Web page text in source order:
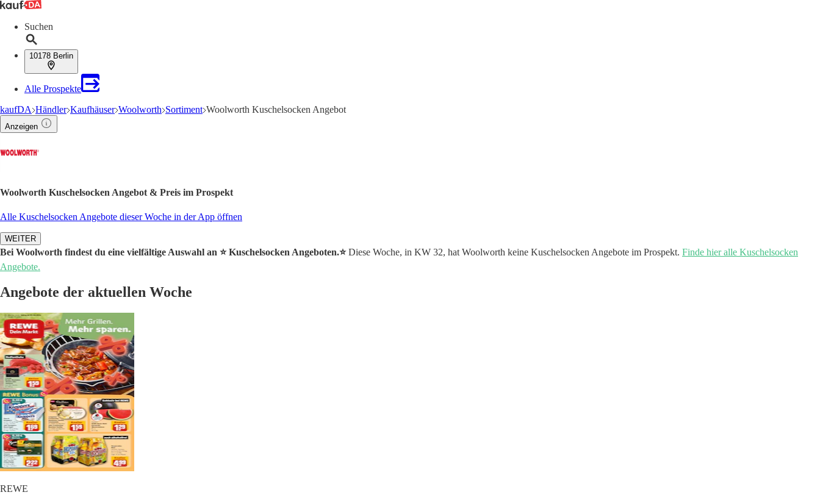
Suchen
10178 Berlin
Alle Prospekte
kaufDA Händler Kaufhäuser Woolworth Sortiment Woolworth Kuschelsocken Angebot
Anzeigen
Woolworth Kuschelsocken Angebot & Preis im Prospekt
Alle Kuschelsocken Angebote dieser Woche in der App öffnen
WEITER
Bei Woolworth findest du eine vielfältige Auswahl an ⭐️ Kuschelsocken Angeboten.⭐️Diese Woche, in KW 32, hat Woolworth keine Kuschelsocken Angebote im Prospekt. Finde hier alle Kuschelsocken
Angebote.
Angebote der aktuellen Woche
REWE